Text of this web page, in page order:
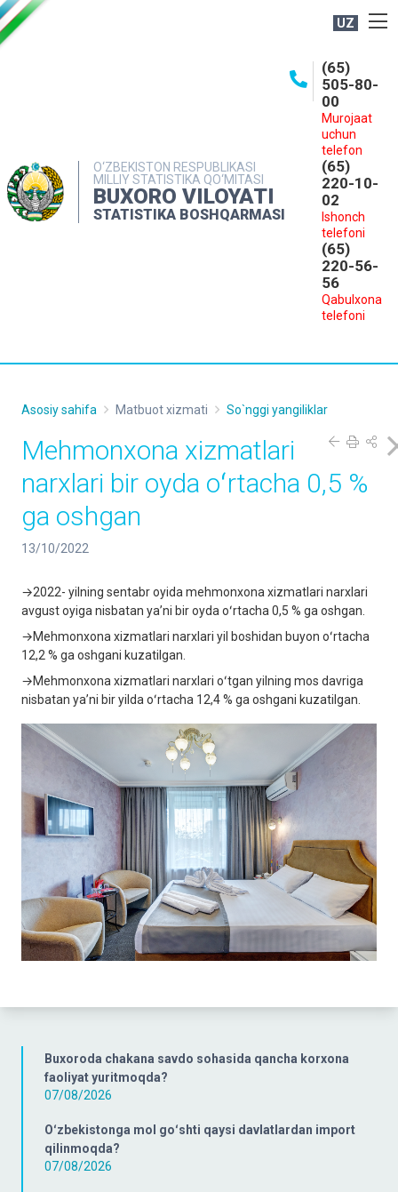
UZ
O‘ZBEKISTON RESPUBLIKASI
MILLIY STATISTIKA QO‘MITASI
BUXORO VILOYATI
STATISTIKA BOSHQARMASI
(65)
505-80-
00
Murojaat
uchun
telefon
(65)
220-10-
02
Ishonch
telefoni
(65)
220-56-
56
Qabulxona
telefoni
MATBUOT XIZMATI
MUROJAATLAR
Buxoroda chakana savdo sohasida qancha korxona
faoliyat yuritmoqda?
07/08/2026
Oʻzbekistonga mol goʻshti qaysi davlatlardan import
qilinmoqda?
07/08/2026
Asosiy sahifa Matbuot xizmati So`nggi yangiliklar
Mehmonxona xizmatlari
narxlari bir oyda oʻrtacha 0,5 %
ga oshgan
13/10/2022
→2022- yilning sentabr oyida mehmonxona xizmatlari narxlari
avgust oyiga nisbatan yaʼni bir oyda oʻrtacha 0,5 % ga oshgan.
→Mehmonxona xizmatlari narxlari yil boshidan buyon oʻrtacha
12,2 % ga oshgani kuzatilgan.
→Mehmonxona xizmatlari narxlari oʻtgan yilning mos davriga
nisbatan yaʼni bir yilda oʻrtacha 12,4 % ga oshgani kuzatilgan.